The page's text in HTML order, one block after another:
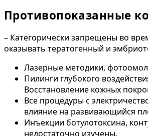
Противопоказанные
– Категорически запрещены во
оказывать тератогенный и
Лазерные методики,
Пилинги глубокого
Восстановление кожных
Все процедуры с
влияние на развивающийся
Инъекции ботулотоксина,
недостаточно изучены.